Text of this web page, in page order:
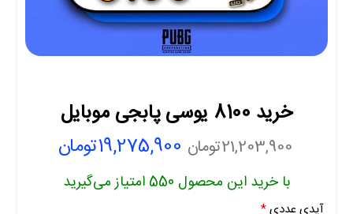
خرید 8100 یوسی پابجی موبایل
21,203,900تومان 19,275,900تومان
با خرید این محصول 550 امتیاز می‌گیرید
آیدی عددی*